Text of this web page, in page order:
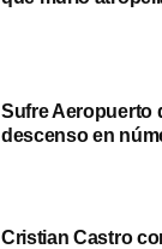
Sufre Aeropuerto
descenso en
Cristian Castro